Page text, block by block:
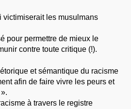
victimiserait les musulmans
pour permettre de mieux le
contre toute critique (!).
et sémantique du racisme
afin de faire vivre les peurs et
à travers le registre